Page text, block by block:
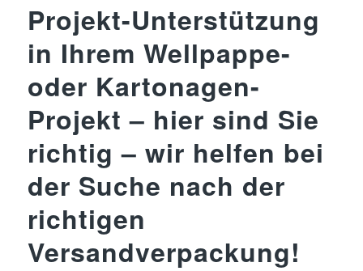
Projekt-Unterstützung
in Ihrem Wellpappe-
oder Kartonagen-
Projekt – hier sind Sie
richtig – wir helfen bei
der Suche nach der
richtigen
Versandverpackung!